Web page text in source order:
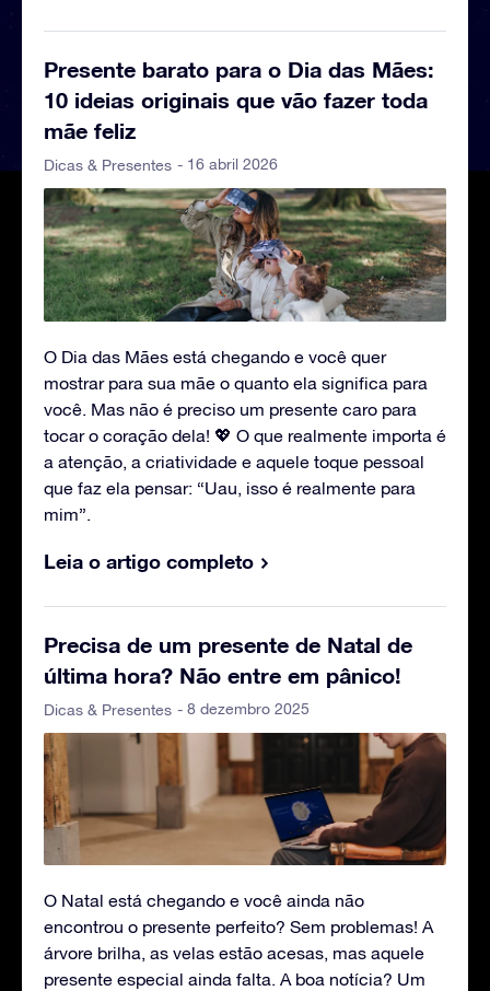
Presente barato para o Dia das Mães:
10 ideias originais que vão fazer toda
mãe feliz
Dicas & Presentes - 16 abril 2026
O Dia das Mães está chegando e você quer
mostrar para sua mãe o quanto ela significa para
você. Mas não é preciso um presente caro para
tocar o coração dela! 💖 O que realmente importa é
a atenção, a criatividade e aquele toque pessoal
que faz ela pensar: “Uau, isso é realmente para
mim”.
Leia o artigo completo
Precisa de um presente de Natal de
última hora? Não entre em pânico!
Dicas & Presentes - 8 dezembro 2025
O Natal está chegando e você ainda não
encontrou o presente perfeito? Sem problemas! A
árvore brilha, as velas estão acesas, mas aquele
presente especial ainda falta. A boa notícia? Um